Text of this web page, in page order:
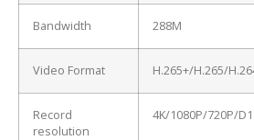
Bandwidth 288M
Video Format H.265+/H.265/
Record
resolution
4K/1080P/720P/D1